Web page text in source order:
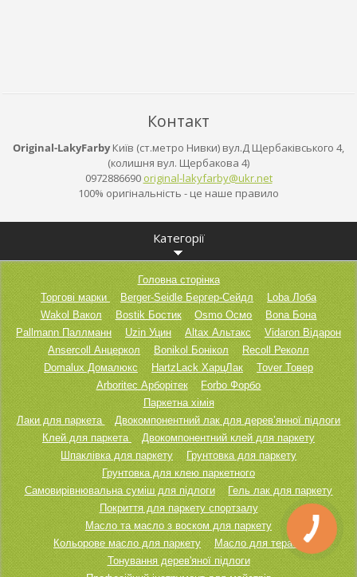
Контакт
Original-LakyFarby Київ (ст.метро Нивки) вул.Д Щербаківського 4,
(колишня вул. Щербакова 4)
0972886690 original-lakyfarby@ukr.net
100% оригінальність - це наше правило
Категорії
Головна сторінка
Торгові марки
Berger-Seidle Бергер-Сейдл
Loba Лоба
Wakol Вакол
Bostik Бостик Osmo Осмо
Bona Бона
Pallmann Паллманн
Uzin Уцин Altax Альтакс
Vidaron Відарон
Ansercoll Анцеркол
Bonikol Бонікол
Recoll Реколл
Domalux Домалюкс
HartzLack ХарцЛак
Tover Товер
Arboritec Арборітек
Forbo Форбо
Паркетна хімія
Лаки для паркета
Двокомпонентний лак для дерев’янної підлоги
Клей для паркета
Двокомпонентний клей для паркету
Шпаклівка для паркету
Грунтовка для паркету
Грунтовка для клею паркетного
Самовирівнювальна суміш для підлоги
Гель лак для паркету
Покриття для паркету спортзалу
Масло та масло з воском для паркету
Кольорове масло для паркету
Масло для тераси
Тонування дерев'яної підлоги